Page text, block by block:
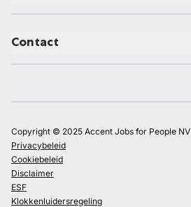
Contact
Copyright © 2025 Accent Jobs for People NV
Privacybeleid
Cookiebeleid
Disclaimer
ESF
Klokkenluidersregeling